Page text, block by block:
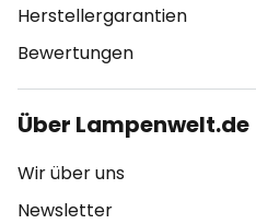
Herstellergarantien
Bewertungen
Über Lampenwelt.de
Wir über uns
Newsletter